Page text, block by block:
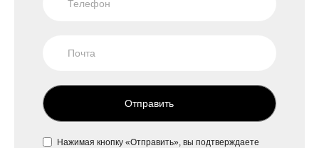
Отправить
Нажимая кнопку «Отправить», вы подтверждаете